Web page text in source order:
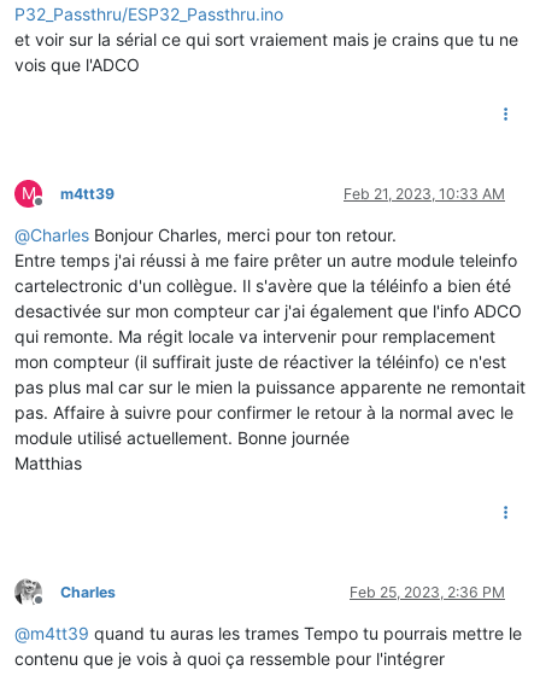
P32_Passthru/ESP32_Passthru.ino
et voir sur la sérial ce qui sort vraiement mais je crains que tu ne
vois que l'ADCO
M
Offline
m4tt39 Feb 21, 2023, 10:33 AM
@Charles Bonjour Charles, merci pour ton retour.
Entre temps j'ai réussi à me faire prêter un autre module teleinfo
cartelectronic d'un collègue. Il s'avère que la téléinfo a bien été
desactivée sur mon compteur car j'ai également que l'info ADCO
qui remonte. Ma régit locale va intervenir pour remplacement
mon compteur (il suffirait juste de réactiver la téléinfo) ce n'est
pas plus mal car sur le mien la puissance apparente ne remontait
pas. Affaire à suivre pour confirmer le retour à la normal avec le
module utilisé actuellement. Bonne journée
Matthias
Offline
Charles Feb 25, 2023, 2:36 PM
@m4tt39 quand tu auras les trames Tempo tu pourrais mettre le
contenu que je vois à quoi ça ressemble pour l'intégrer